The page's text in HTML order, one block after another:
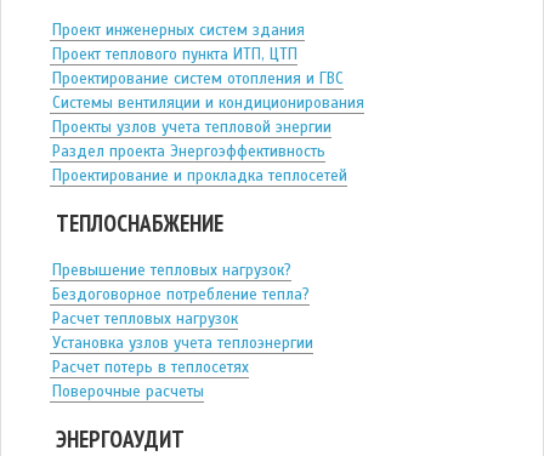
Проект инженерных систем здания
Проект теплового пункта ИТП, ЦТП
Проектирование систем отопления и ГВС
Системы вентиляции и кондиционирования
Проекты узлов учета тепловой энергии
Раздел проекта Энергоэффективность
Проектирование и прокладка теплосетей
ТЕПЛОСНАБЖЕНИЕ
Превышение тепловых нагрузок?
Бездоговорное потребление тепла?
Расчет тепловых нагрузок
Установка узлов учета теплоэнергии
Расчет потерь в теплосетях
Поверочные расчеты
ЭНЕРГОАУДИТ